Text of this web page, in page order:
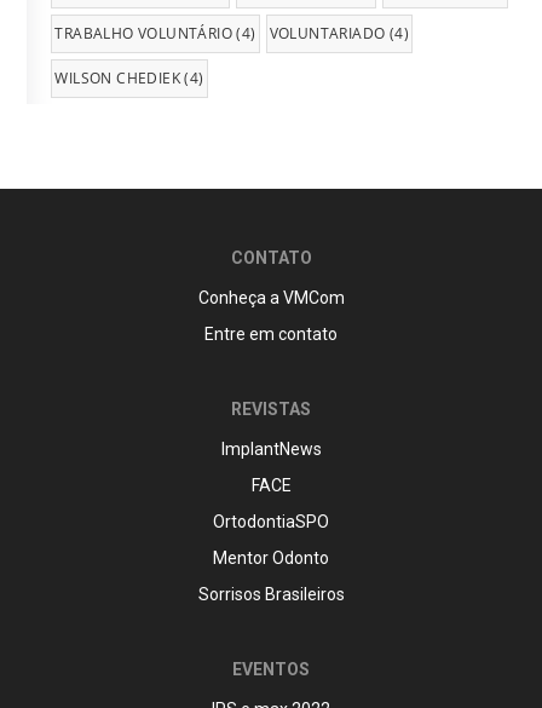
TRABALHO VOLUNTÁRIO(4) VOLUNTARIADO (4)
WILSON CHEDIEK(4)
CONTATO
Conheça a VMCom
Entre em contato
REVISTAS
ImplantNews
FACE
OrtodontiaSPO
Mentor Odonto
Sorrisos Brasileiros
EVENTOS